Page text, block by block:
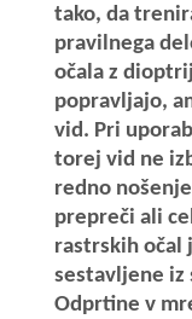
tako, da
pravilnega
očala z
popravljajo,
vid. Pri
torej vid ne
redno
prepreči ali
rastrskih očal
sestavljene
Odprtine v